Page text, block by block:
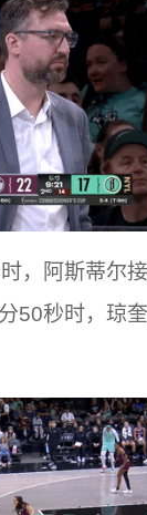
，阿斯蒂尔
50秒时，琼